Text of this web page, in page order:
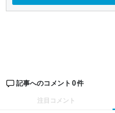
記事へのコメント 0件
注目コメント